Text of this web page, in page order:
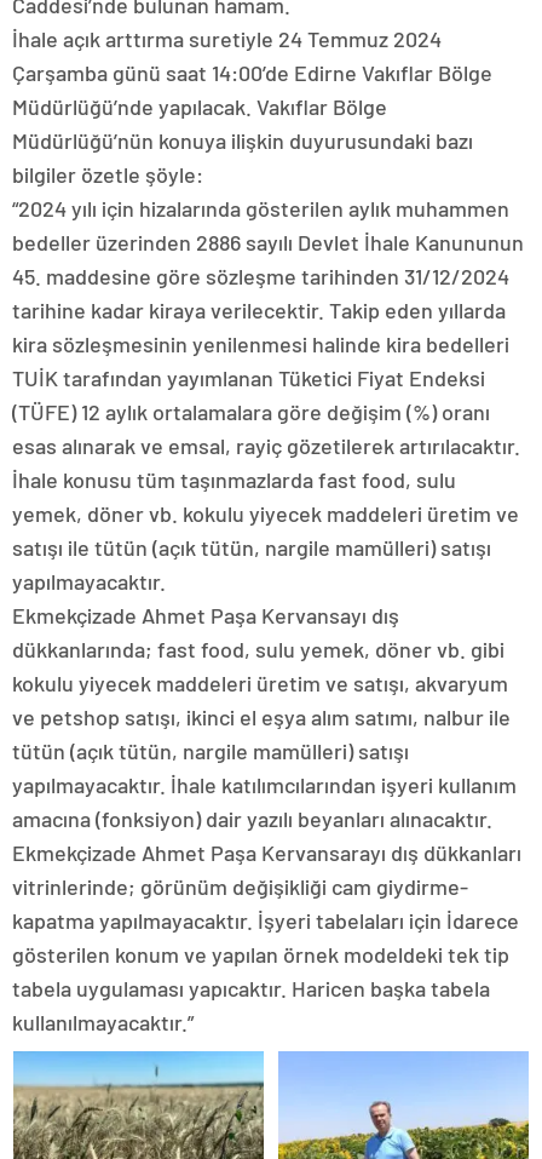
İhale açık arttırma suretiyle 24 Temmuz 2024
Çarşamba günü saat 14:00’de Edirne Vakıflar Bölge
Müdürlüğü’nde yapılacak. Vakıflar Bölge
Müdürlüğü’nün konuya ilişkin duyurusundaki bazı
bilgiler özetle şöyle:
“2024 yılı için hizalarında gösterilen aylık muhammen
bedeller üzerinden 2886 sayılı Devlet İhale Kanununun
45. maddesine göre sözleşme tarihinden 31/12/2024
tarihine kadar kiraya verilecektir. Takip eden yıllarda
kira sözleşmesinin yenilenmesi halinde kira bedelleri
TUİK tarafından yayımlanan Tüketici Fiyat Endeksi
(TÜFE) 12 aylık ortalamalara göre değişim (%) oranı
esas alınarak ve emsal, rayiç gözetilerek artırılacaktır.
İhale konusu tüm taşınmazlarda fast food, sulu
yemek, döner vb. kokulu yiyecek maddeleri üretim ve
satışı ile tütün (açık tütün, nargile mamülleri) satışı
yapılmayacaktır.
Ekmekçizade Ahmet Paşa Kervansayı dış
dükkanlarında; fast food, sulu yemek, döner vb. gibi
kokulu yiyecek maddeleri üretim ve satışı, akvaryum
ve petshop satışı, ikinci el eşya alım satımı, nalbur ile
tütün (açık tütün, nargile mamülleri) satışı
yapılmayacaktır. İhale katılımcılarından işyeri kullanım
amacına (fonksiyon) dair yazılı beyanları alınacaktır.
Ekmekçizade Ahmet Paşa Kervansarayı dış dükkanları
vitrinlerinde; görünüm değişikliği cam giydirme-
kapatma yapılmayacaktır. İşyeri tabelaları için İdarece
gösterilen konum ve yapılan örnek modeldeki tek tip
tabela uygulaması yapıcaktır. Haricen başka tabela
kullanılmayacaktır.”